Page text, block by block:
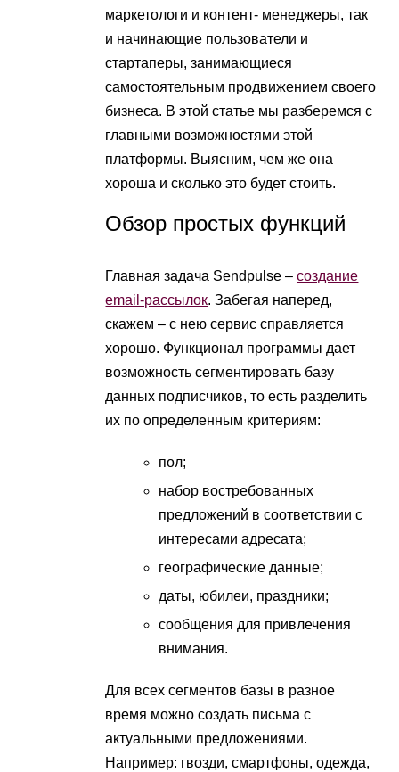
маркетологи и контент- менеджеры, так
и начинающие пользователи и
стартаперы, занимающиеся
самостоятельным продвижением своего
бизнеса. В этой статье мы разберемся с
главными возможностями этой
платформы. Выясним, чем же она
хороша и сколько это будет стоить.
Обзор простых функций
Главная задача Sendpulse –создание
email-рассылок. Забегая наперед,
скажем – с нею сервис справляется
хорошо. Функционал программы дает
возможность сегментировать базу
данных подписчиков, то есть разделить
их по определенным критериям:
пол;
набор востребованных
предложений в соответствии с
интересами адресата;
географические данные;
даты, юбилеи, праздники;
сообщения для привлечения
внимания.
Для всех сегментов базы в разное
время можно создать письма с
актуальными предложениями.
Например: гвозди, смартфоны, одежда,